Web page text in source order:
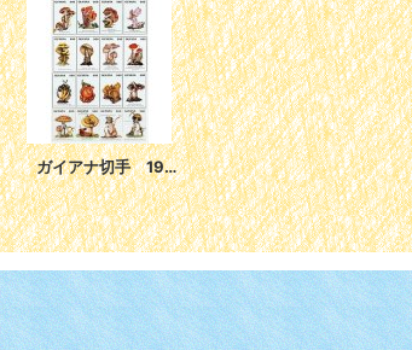
ガイアナ切手 1996年 キノコ 16種